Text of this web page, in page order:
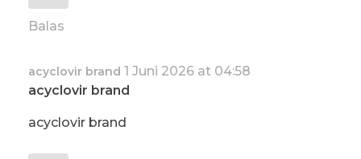
Balas
acyclovir brand 1 Juni 2026 at 04:58
acyclovir brand
acyclovir brand